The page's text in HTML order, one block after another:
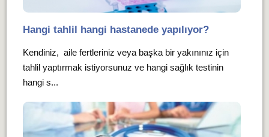
Hangi tahlil hangi hastanede yapılıyor?
Kendiniz, aile fertleriniz veya başka bir yakınınız için
tahlil yaptırmak istiyorsunuz ve hangi sağlık testinin
hangi s...